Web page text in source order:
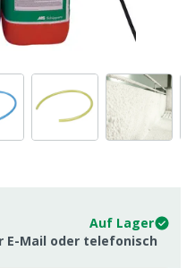
Auf Lager
E-Mail oder telefonisch